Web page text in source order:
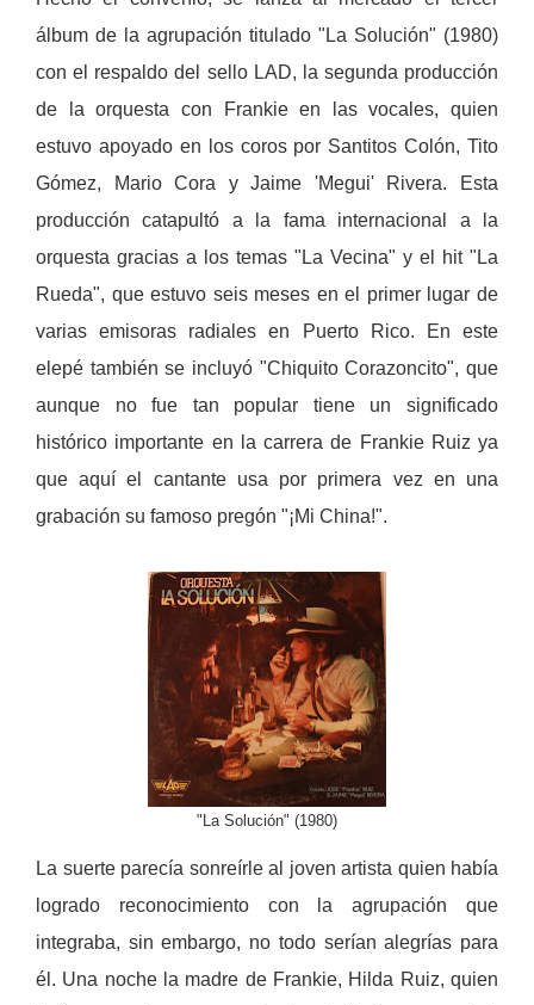
álbum de la agrupación titulado "La Solución" (1980)
con el respaldo del sello LAD, la segunda producción
de la orquesta con Frankie en las vocales, quien
estuvo apoyado en los coros por Santitos Colón, Tito
Gómez, Mario Cora y Jaime 'Megui' Rivera.
Esta
producción catapultó a la fama internacional a la
orquesta gracias a los temas "La Vecina" y el hit "La
Rueda", que estuvo seis meses en el primer lugar de
varias emisoras radiales en Puerto Rico.
En este
elepé también se incluyó "Chiquito Corazoncito", que
aunque no fue tan popular tiene un significado
histórico importante en la carrera de Frankie Ruiz ya
que aquí el cantante usa por primera vez en una
grabación su famoso pregón "¡Mi China!".
"La Solución" (1980)
La suerte parecía sonreírle al joven artista quien había
logrado reconocimiento con la agrupación que
integraba, sin embargo, no todo serían alegrías para
él. Una noche la madre de Frankie, Hilda Ruiz, quien